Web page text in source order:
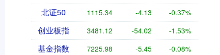
北证50 1115.34 -4.13 -0.37%
创业板指 3481.12 -54.02 -1.53%
基金指数 7225.98 -5.45 -0.08%